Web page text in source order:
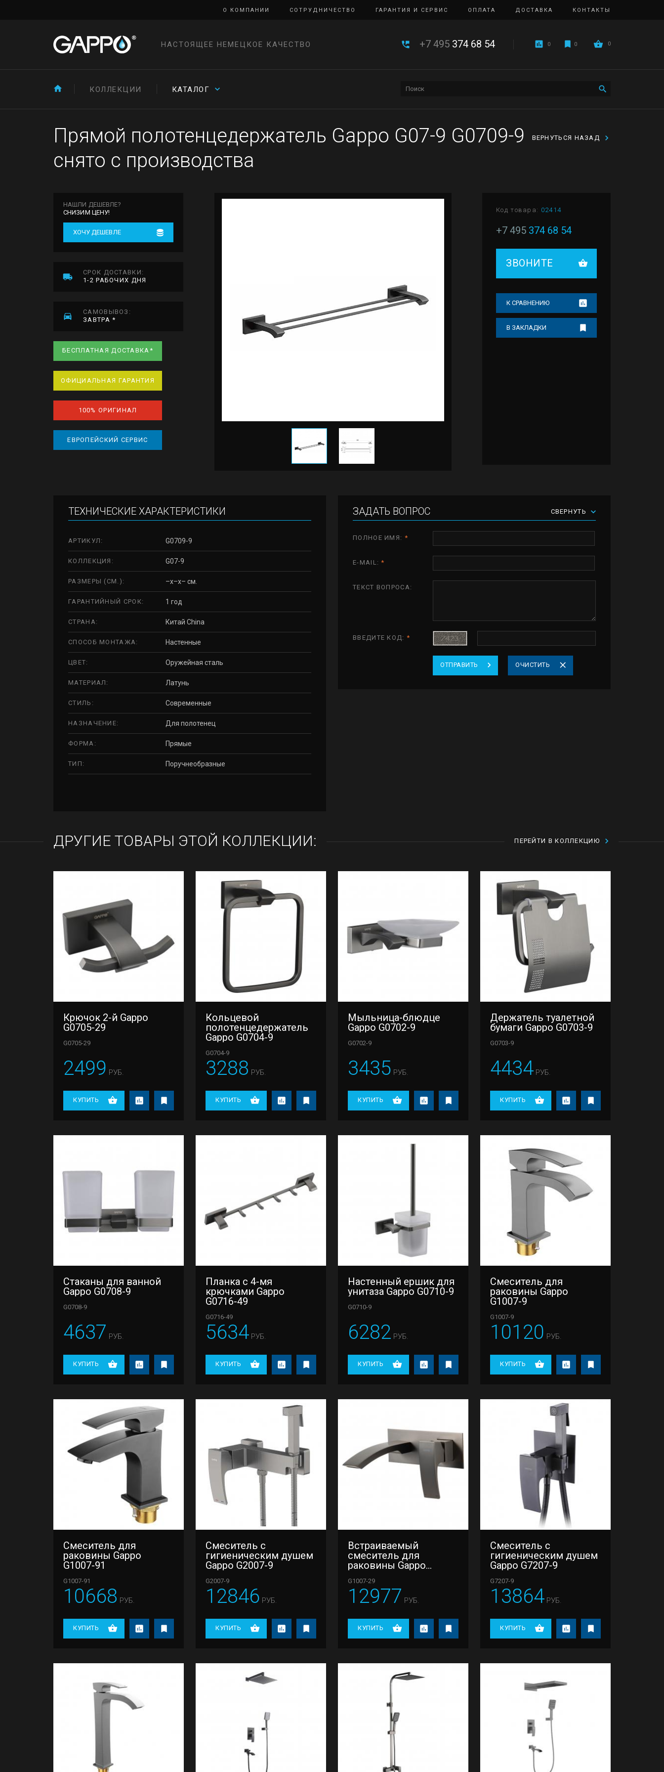
О КОМПАНИИ СОТРУДНИЧЕСТВО ГАРАНТИЯ И СЕРВИС ОПЛАТА ДОСТАВКА КОНТАКТЫ
НАСТОЯЩЕЕ НЕМЕЦКОЕ КАЧЕСТВО +7 495 374 68 54 0 0 0
КОЛЛЕКЦИИ КАТАЛОГ
ВЕРНУТЬСЯ НАЗАД
Прямой полотенцедержатель Gappo G07-9 G0709-9
снято с производства
НАШЛИ ДЕШЕВЛЕ?
СНИЗИМ ЦЕНУ!
ХОЧУ ДЕШЕВЛЕ
СРОК ДОСТАВКИ:
1-2 РАБОЧИХ ДНЯ
САМОВЫВОЗ:
ЗАВТРА *
БЕСПЛАТНАЯ ДОСТАВКА*
ОФИЦИАЛЬНАЯ ГАРАНТИЯ
100% ОРИГИНАЛ
ЕВРОПЕЙСКИЙ СЕРВИС
Код товара: 02414
+7 495 374 68 54
ЗВОНИТЕ
К СРАВНЕНИЮ
В ЗАКЛАДКИ
ТЕХНИЧЕСКИЕ ХАРАКТЕРИСТИКИ
АРТИКУЛ: G0709-9
КОЛЛЕКЦИЯ: G07-9
РАЗМЕРЫ (СМ.): –x–x– см.
ГАРАНТИЙНЫЙ СРОК: 1 год
СТРАНА: Китай China
СПОСОБ МОНТАЖА: Настенные
ЦВЕТ: Оружейная сталь
МАТЕРИАЛ: Латунь
СТИЛЬ: Современные
НАЗНАЧЕНИЕ: Для полотенец
ФОРМА: Прямые
ТИП: Поручнеобразные
ЗАДАТЬ ВОПРОС СВЕРНУТЬ
ПОЛНОЕ ИМЯ: *
E-MAIL:*
ТЕКСТ ВОПРОСА:
ВВЕДИТЕ КОД: *
ОТПРАВИТЬ ОЧИСТИТЬ
ДРУГИЕ ТОВАРЫ ЭТОЙ КОЛЛЕКЦИИ: ПЕРЕЙТИ В КОЛЛЕКЦИЮ
Крючок 2-й Gappo
G0705-29
G0705-29
2499 РУБ.
КУПИТЬ
Кольцевой
полотенцедержатель
Gappo G0704-9
G0704-9
3288 РУБ.
КУПИТЬ
Мыльница-блюдце
Gappo G0702-9
G0702-9
3435 РУБ.
КУПИТЬ
Держатель туалетной
бумаги Gappo G0703-9
G0703-9
4434 РУБ.
КУПИТЬ
Стаканы для ванной
Gappo G0708-9
G0708-9
4637 РУБ.
КУПИТЬ
Планка с 4-мя
крючками Gappo
G0716-49
G0716-49
5634 РУБ.
КУПИТЬ
Настенный ершик для
унитаза Gappo G0710-9
G0710-9
6282 РУБ.
КУПИТЬ
Смеситель для
раковины Gappo
G1007-9
G1007-9
10120 РУБ.
КУПИТЬ
Смеситель для
раковины Gappo
G1007-91
G1007-91
10668 РУБ.
КУПИТЬ
Смеситель с
гигиеническим душем
Gappo G2007-9
G2007-9
12846 РУБ.
КУПИТЬ
Встраиваемый
смеситель для
раковины Gappo
G1007-29
12977 РУБ.
КУПИТЬ
Смеситель с
гигиеническим душем
Gappo G7207-9
G7207-9
13864 РУБ.
КУПИТЬ